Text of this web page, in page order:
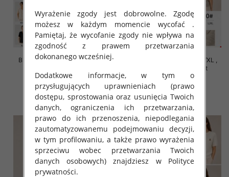
Bluzki damskie Roz S/M-L/XL ,
42.00 zł
szczegóły
Bluzki damskie Roz S/M-L/XL ,
Mix Kolor Paczka 10 szt
42.00 zł
szczegóły
Wyrażenie zgody jest dobrowolne. Zgodę
możesz w każdym momencie wycofać .
Pamiętaj, że wycofanie zgody nie wpływa na
zgodność z prawem przetwarzania
dokonanego wcześniej.
Dodatkowe informacje, w tym o
przysługujących uprawnieniach (prawo
dostępu, sprostowania oraz usunięcia Twoich
danych, ograniczenia ich przetwarzania,
prawo do ich przenoszenia, niepodlegania
zautomatyzowanemu podejmowaniu decyzji,
w tym profilowaniu, a także prawo wyrażenia
sprzeciwu wobec przetwarzania Twoich
danych osobowych) znajdziesz w Polityce
prywatności.